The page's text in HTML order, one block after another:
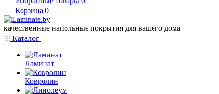
Корзина 0
качественные напольные покрытия для вашего дома
Каталог
Ламинат
Ковролин